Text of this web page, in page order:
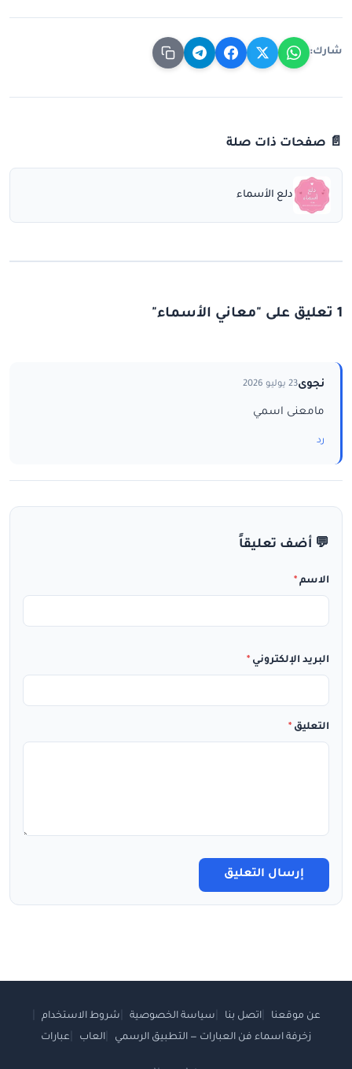
شارك:
📄 صفحات ذات صلة
دلع الأسماء
1 تعليق على "معاني الأسماء"
نجوى23 يوليو 2026
مامعنى اسمي
رد
💬 أضف تعليقاً
الاسم *
البريد الإلكتروني *
التعليق *
إرسال التعليق
عن موقعنا اتصل بنا سياسة الخصوصية
شروط الاستخدام
زخرفة اسماء فن العبارات — التطبيق الرسمي
العاب عبارات